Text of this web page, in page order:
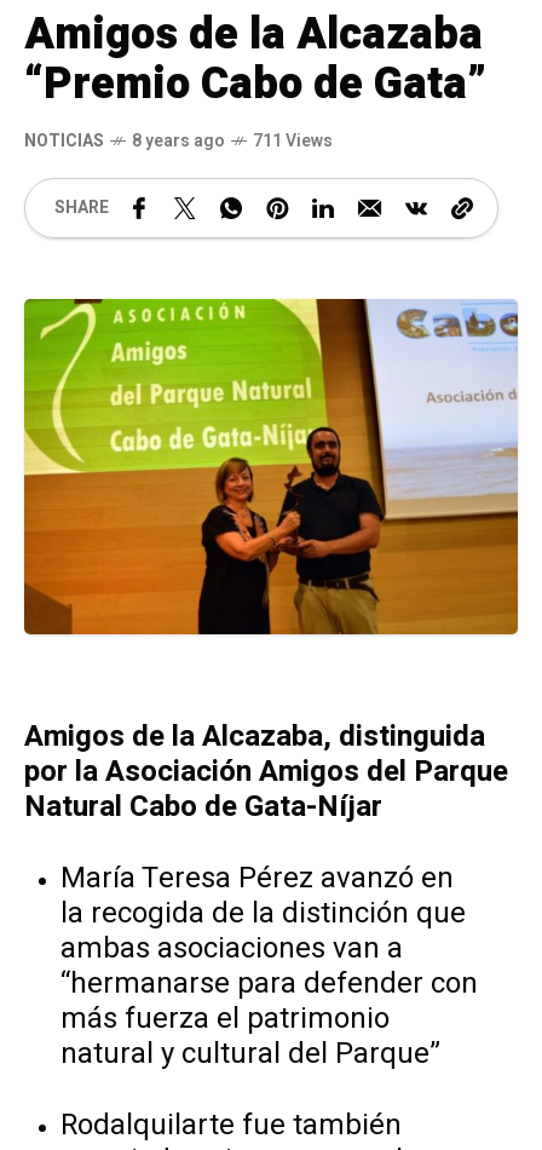
Amigos de la Alcazaba
“Premio Cabo de Gata”
NOTICIAS 8 years ago 711 Views
SHARE
Amigos de la Alcazaba, distinguida
por la Asociación Amigos del Parque
Natural Cabo de Gata-Níjar
María Teresa Pérez avanzó en
la recogida de la distinción que
ambas asociaciones van a
“hermanarse para defender con
más fuerza el patrimonio
natural y cultural del Parque”
Rodalquilarte fue también